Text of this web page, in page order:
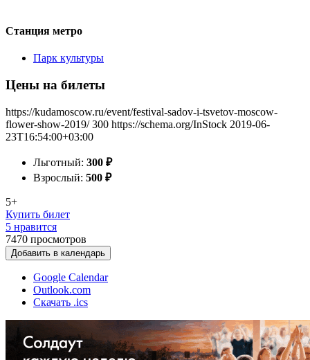
Станция метро
Парк культуры
Цены на билеты
https://kudamoscow.ru/event/festival-sadov-i-tsvetov-moscow-
flower-show-2019/ 300 https://schema.org/InStock 2019-06-
23T16:54:00+03:00
Льготный: 300 ₽
Взрослый: 500 ₽
5+
Купить билет
5 нравится
7470 просмотров
Добавить в календарь
Google Calendar
Outlook.com
Скачать .ics